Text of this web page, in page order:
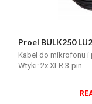
Proel BULK250
Kabel do mikrofonu i
Wtyki: 2x XLR 3-pin